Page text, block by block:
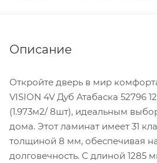
Описание
Откройте дверь в мир
VISION 4V Дуб Атабаска 52796
(1.973м2/ 8шт), идеальным
дома. Этот ламинат имеет 31
толщиной 8 мм, обеспечивая
долговечность. С длиной 1285